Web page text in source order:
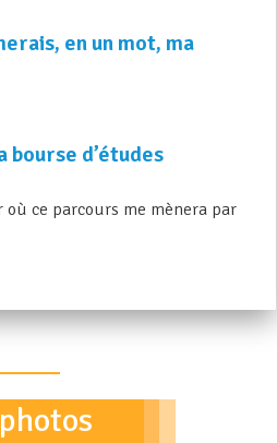
en un mot, ma
bourse d’études
où ce parcours me mènera par